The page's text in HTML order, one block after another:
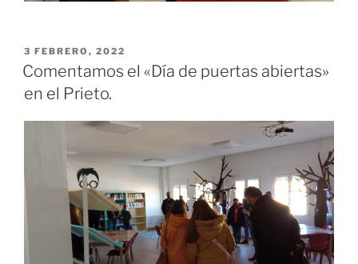
PUBLICADO
EL
3 FEBRERO, 2022
Comentamos el «Día de puertas abiertas»
en el Prieto.